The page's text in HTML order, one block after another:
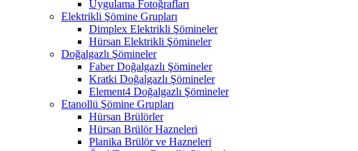
Uygulama Fotoğrafları
Elektrikli Şömine Grupları
Dimplex Elektrikli Şömineler
Hürsan Elektrikli Şömineler
Doğalgazlı Şömineler
Faber Doğalgazlı Şömineler
Kratki Doğalgazlı Şömineler
Element4 Doğalgazlı Şömineler
Etanollü Şömine Grupları
Hürsan Brülörler
Hürsan Brülör Hazneleri
Planika Brülör ve Hazneleri